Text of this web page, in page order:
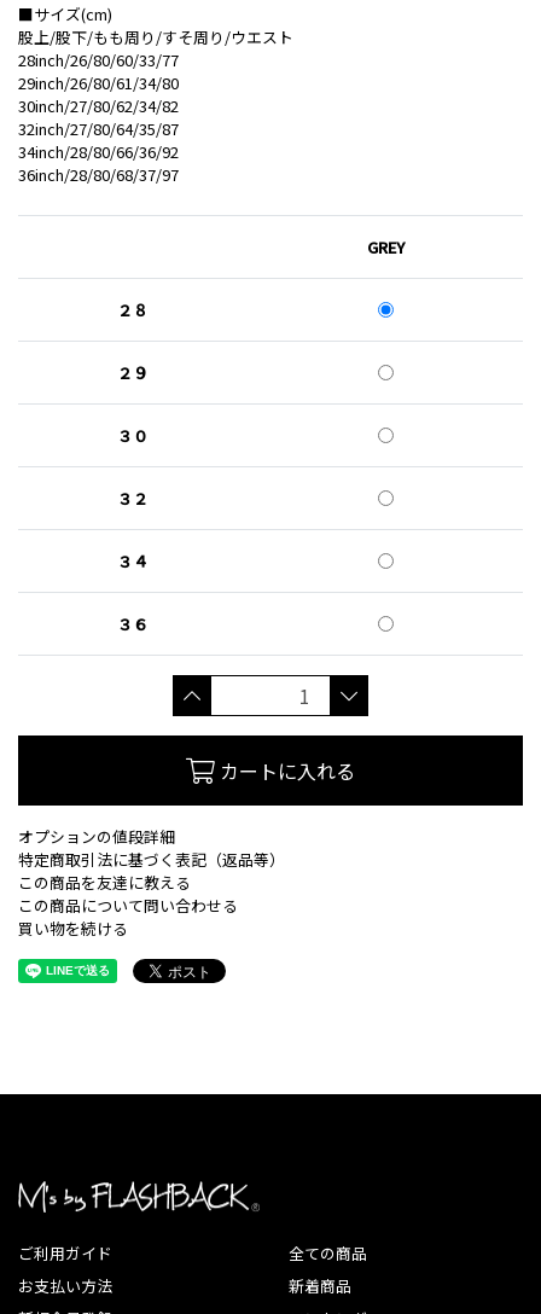
■サイズ(cm)
股上/股下/もも周り/すそ周り/ウエスト
28inch/26/80/60/33/77
29inch/26/80/61/34/80
30inch/27/80/62/34/82
32inch/27/80/64/35/87
34inch/28/80/66/36/92
36inch/28/80/68/37/97
GREY
２８
２９
３０
３２
３４
３６
カートに入れる
オプションの値段詳細
特定商取引法に基づく表記（返品等）
この商品を友達に教える
この商品について問い合わせる
買い物を続ける
ご利用ガイド
お支払い方法
全ての商品
新着商品